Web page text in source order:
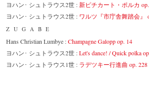
ヨハン･ シュトラウス2世 :新ピチカート・ポルカ
ヨハン･ シュトラウス2世 : ワルツ『市庁舎舞踏会』
ZUGABE
Hans Christian Lumbye :Champagne Galopp op. 14
ヨハン･ シュトラウス2世 :Let's dance! / Quick polka
ヨハン･ シュトラウス1世 : ラデツキー行進曲 op. 228